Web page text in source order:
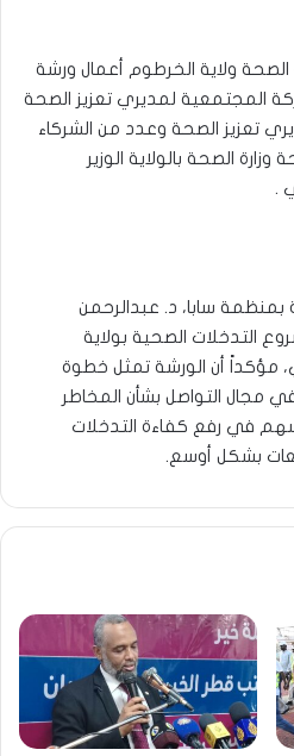
الصحة ولاية الخرطوم أعمال ورشة
المجتمعية لمديري تعزيز الصحة
تعزيز الصحة وعدد من الشركاء
وزارة الصحة بالولاية الوزير
.
سابا، د. عبدالرحمن
التدخلات الصحية بولاية
مؤكداً أن الورشة تمثل خطوة
مجال التواصل بشأن المخاطر
في رفع كفاءة التدخلات
بشكل أوسع.